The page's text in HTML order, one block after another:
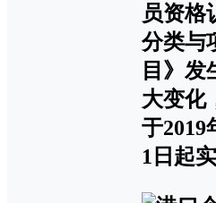
员资格
分类与
目》发
大变化
于2019
1日起